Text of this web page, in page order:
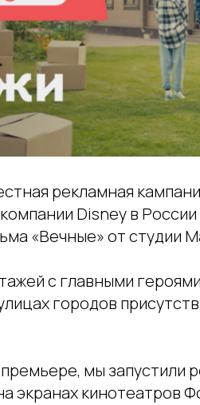
рекламная
Disney в
«Вечные» от студии
с главными
городов
мы запустили
экранах кинотеатров